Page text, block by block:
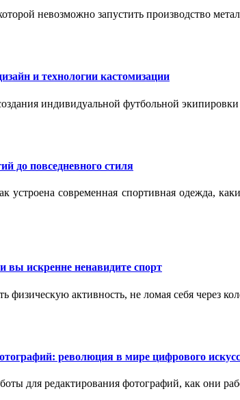
невозможно запустить производство
и технологии кастомизации
индивидуальной футбольной экипировки
до повседневного стиля
устроена современная спортивная одежда,
вы искренне ненавидите спорт
физическую активность, не ломая себя через
революция в мире цифрового
для редактирования фотографий, как они